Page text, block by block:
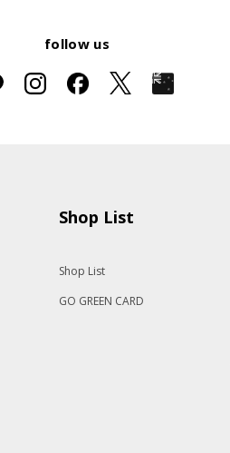
follow us
Shop List
Shop List
GO GREEN CARD